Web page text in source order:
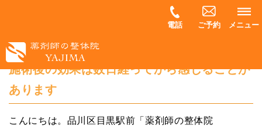
電話 ご予約 メニュー
施術後の効果は数日経ってから感じることが
あります
こんにちは。品川区目黒駅前「薬剤師の整体院